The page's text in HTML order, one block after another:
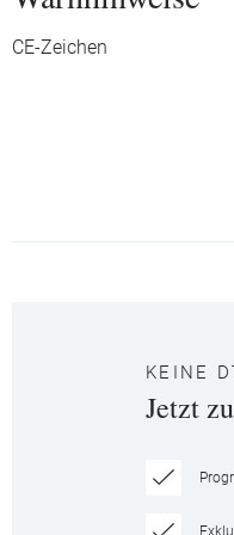
CE-Zeichen
KEINE
Jetzt